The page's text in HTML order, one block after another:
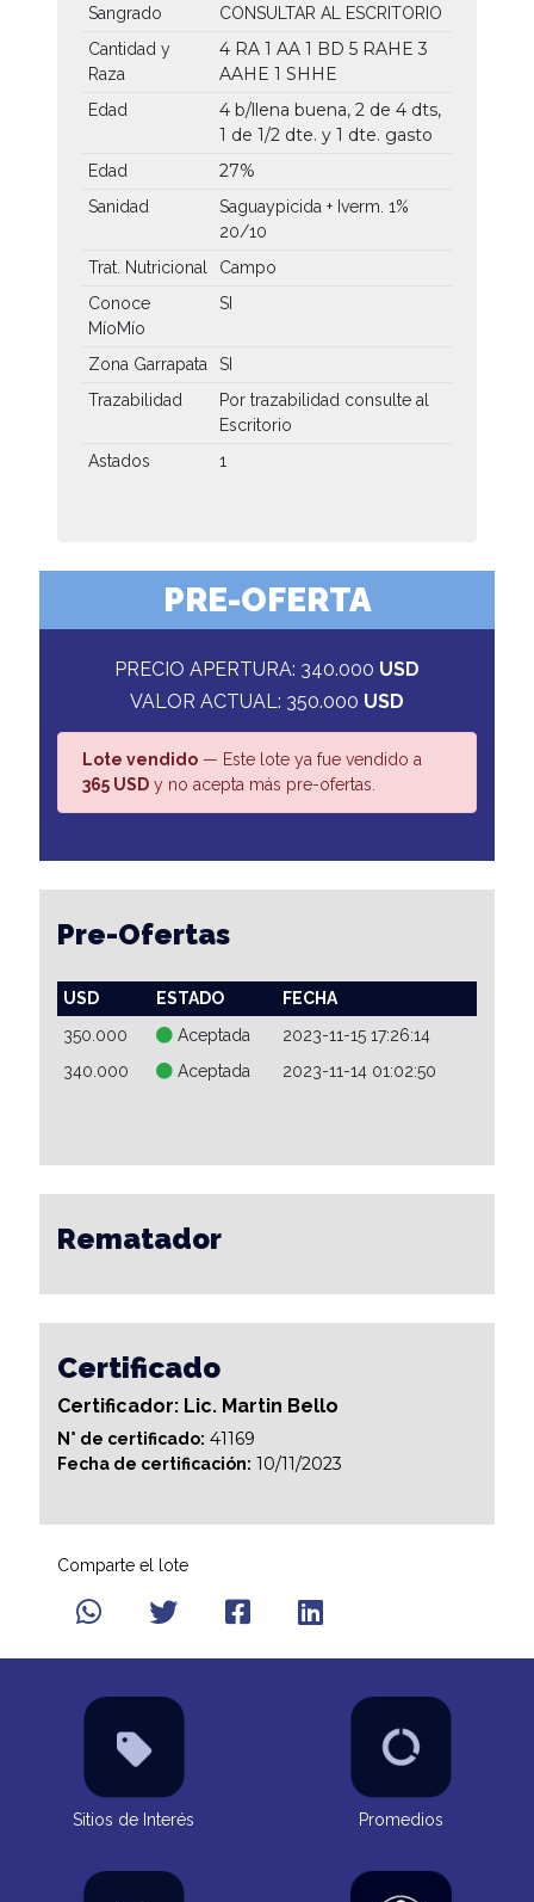
Sangrado
CONSULTAR AL ESCRITORIO
Cantidad y
Raza
4 RA 1 AA 1 BD 5 RAHE3
AAHE 1 SHHE
Edad
4 b/llena buena, 2 de 4 dts,
1 de 1/2 dte. y 1 dte. gasto
Edad 27%
Sanidad
Saguaypicida + Iverm. 1%
20/10
Trat. Nutricional
Campo
Conoce
MíoMío
SI
Zona Garrapata
SI
Trazabilidad
Por trazabilidad consulte al
Escritorio
Astados
1
PRE-OFERTA
PRECIO APERTURA: 340.000 USD
VALOR ACTUAL: 350.000 USD
Lote vendido — Este lote ya fue vendido a
365 USD y no acepta más pre-ofertas.
Pre-Ofertas
USD ESTADO
FECHA
350.000
Aceptada
2023-11-15 17:26:14
340.000
Aceptada 2023-11-14 01:02:50
Rematador
Certificado
Certificador: Lic. Martin Bello
N° de certificado: 41169
Fecha de certificación: 10/11/2023
Comparte el lote
Sitios de Interés Promedios